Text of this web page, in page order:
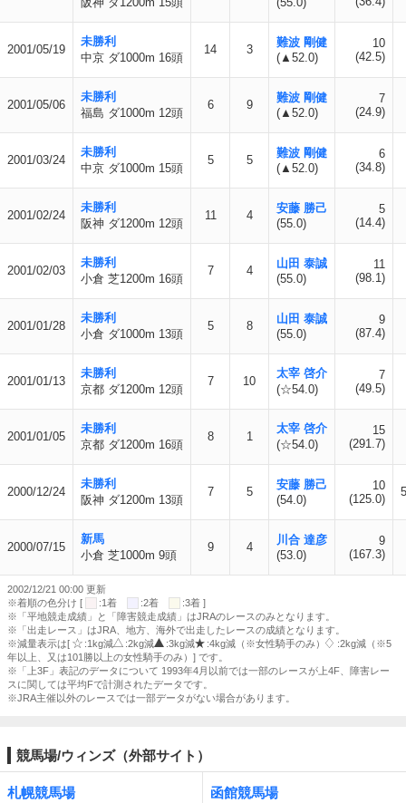
2001/05/19
未勝利
中京 ダ1000m 16頭
14 3
難波 剛健
(▲52.0)
10
(42.5)
2001/05/06
未勝利
福島 ダ1000m 12頭
6 9
難波 剛健
(▲52.0)
7
(24.9)
2001/03/24
未勝利
中京 ダ1000m 15頭
5 5
難波 剛健
(▲52.0)
6
(34.8)
2001/02/24
未勝利
阪神 ダ1200m 12頭
11 4
安藤 勝己
(55.0)
5
(14.4)
2001/02/03
未勝利
小倉 芝1200m 16頭
7 4
山田 泰誠
(55.0)
11
(98.1)
2001/01/28
未勝利
小倉 ダ1000m 13頭
5 8
山田 泰誠
(55.0)
9
(87.4)
2001/01/13
未勝利
京都 ダ1200m 12頭
7 10
太宰 啓介
(☆54.0)
7
(49.5)
2001/01/05
未勝利
京都 ダ1200m 16頭
8 1
太宰 啓介
(☆54.0)
15
(291.7)
2000/12/24
未勝利
阪神 ダ1200m 13頭
7 5
安藤 勝己
(54.0)
10
(125.0)
2000/07/15
新馬
小倉 芝1000m 9頭
9 4
川合 達彦
(53.0)
9
(167.3)
2002/12/21 00:00 更新
※着順の色分け [
:1着 :2着
:3着 ]
※「平地競走成績」と「障害競走成績」はJRAのレースのみとなります。
※「出走レース」はJRA、地方、海外で出走したレースの成績となります。
※減量表示は[
:1kg減 :2kg減 :3kg減 :4kg減（※女性騎手のみ）
:2kg減（※5
年以上、又は101勝以上の女性騎手のみ）] です。
※「上3F」表記のデータについて 1993年4月以前では一部のレースが上4F、障害レー
スに関しては平均Fで計測されたデータです。
※JRA主催以外のレースでは一部データがない場合があります。
競馬場/ウィンズ（外部サイト）
札幌競馬場 函館競馬場